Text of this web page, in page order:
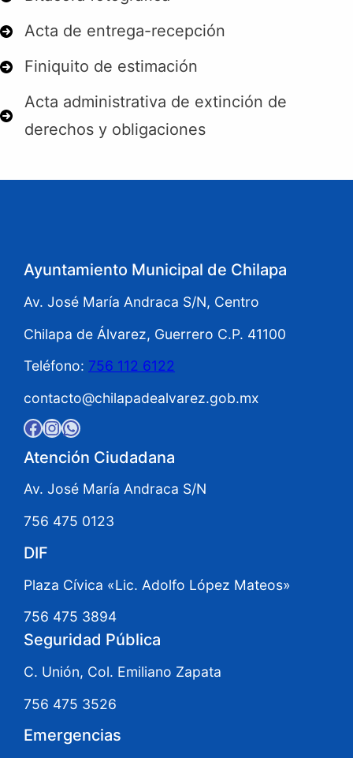
Acta de entrega-recepción
Finiquito de estimación
Acta administrativa de extinción de
derechos y obligaciones
Ayuntamiento Municipal de Chilapa
Av. José María Andraca S/N, Centro
Chilapa de Álvarez, Guerrero C.P. 41100
Teléfono: 756 112 6122
contacto@chilapadealvarez.gob.mx
Facebook InstagramWhatsApp
Atención Ciudadana
Av. José María Andraca S/N
756 475 0123
DIF
Plaza Cívica «Lic. Adolfo López Mateos»
756 475 3894
Seguridad Pública
C. Unión, Col. Emiliano Zapata
756 475 3526
Emergencias